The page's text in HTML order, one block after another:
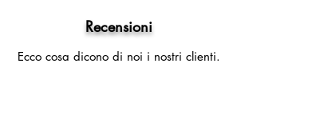
Recensioni
Ecco cosa dicono di noi i nostri clienti.